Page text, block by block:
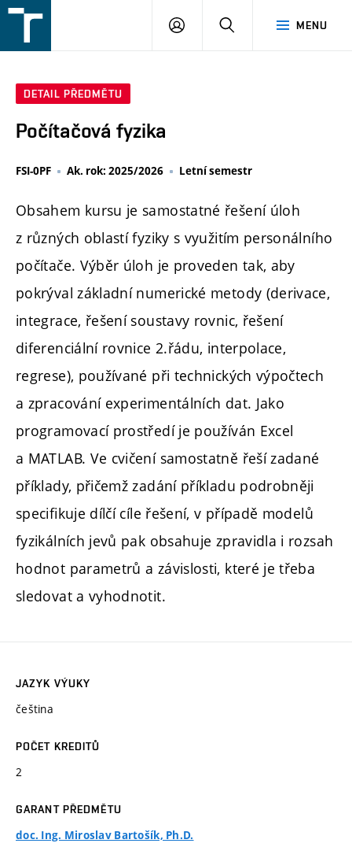
v
MENU
PŘIHLÁŠENÍ
DETAIL PŘEDMĚTU
Počítačová fyzika
FSI-0PF Ak. rok: 2025/2026 Letní semestr
Obsahem kursu je samostatné řešení úloh
z různých oblastí fyziky s využitím personálního
počítače. Výběr úloh je proveden tak, aby
pokrýval základní numerické metody (derivace,
integrace, řešení soustavy rovnic, řešení
diferenciální rovnice 2.řádu, interpolace,
regrese), používané při technických výpočtech
a zpracování experimentálních dat. Jako
programovací prostředí je používán Excel
a MATLAB. Ve cvičení samostatně řeší zadané
příklady, přičemž zadání příkladu podrobněji
specifikuje dílčí cíle řešení, v případě modelů
fyzikálních jevů pak obsahuje zpravidla i rozsah
hodnot parametrů a závislosti, které je třeba
sledovat a vyhodnotit.
JAZYK VÝUKY
čeština
POČET KREDITŮ
2
GARANT PŘEDMĚTU
doc. Ing. Miroslav Bartošík, Ph.D.